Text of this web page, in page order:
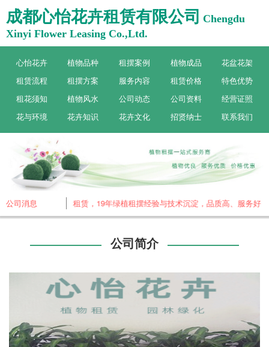
成都心怡花卉租赁有限公司 Chengdu
Xinyi Flower Leasing Co.,Ltd.
心怡花卉 植物品种 租摆案例 植物成品
花盆花架
租赁流程
租摆方案 服务内容 租赁价格
特色优势
租花须知
植物风水 公司动态 公司资料
经营证照
花与环境
花卉知识 花卉文化 招贤纳士 联系我们
公司消息
怡花卉，专做植物租赁，19年绿植租摆经验与技术沉淀，品质高、服务好！
公司简介